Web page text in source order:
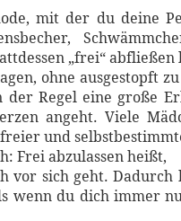
mit der du deine
„frei“ abfließen
ohne ausgestopft
Regel eine große
angeht. Viele
und
Frei abzulassen heißt,
vor sich geht.
wenn du dich immer